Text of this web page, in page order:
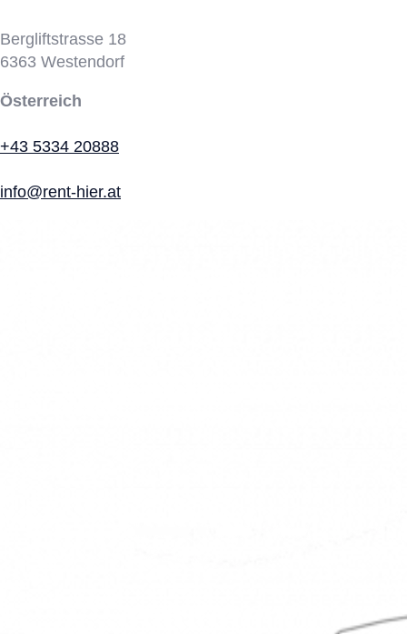
Bergliftstrasse 18
6363 Westendorf
Österreich
+43 5334 20888
info@rent-hier.at